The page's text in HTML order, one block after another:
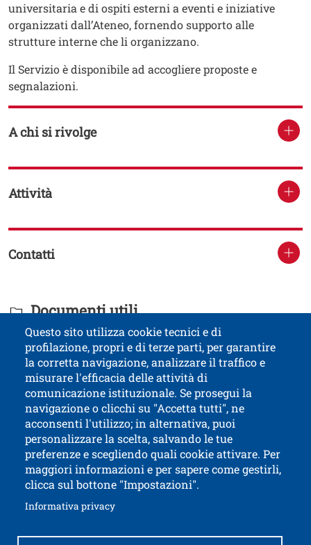
universitaria e di ospiti esterni a eventi e iniziative
organizzati dall’Ateneo, fornendo supporto alle
strutture interne che li organizzano.
Il Servizio è disponibile ad accogliere proposte e
segnalazioni.
A chi si rivolge
Attività
Contatti
Titolo Documenti in cartella
Documenti utili
Contatti
Titolo contatti
Questo sito utilizza cookie tecnici e di
profilazione, propri e di terze parti, per garantire
la corretta navigazione, analizzare il traffico e
misurare l'efficacia delle attività di
comunicazione istituzionale. Se prosegui la
navigazione o clicchi su "Accetta tutti", ne
acconsenti l'utilizzo; in alternativa, puoi
personalizzare la scelta, salvando le tue
preferenze e scegliendo quali cookie attivare. Per
maggiori informazioni e per sapere come gestirli,
clicca sul bottone "Impostazioni".
Informativa privacyApri il link in una nuova finestra
Università di Trento
via Calepina, 14 - I-38122 Trento
P.IVA-C.F. 003​40520220
Accessibilità